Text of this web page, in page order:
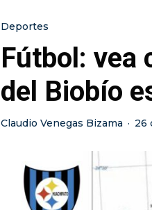
Deportes
Fútbol: vea
del Biobío
Claudio Venegas Bizama · 26